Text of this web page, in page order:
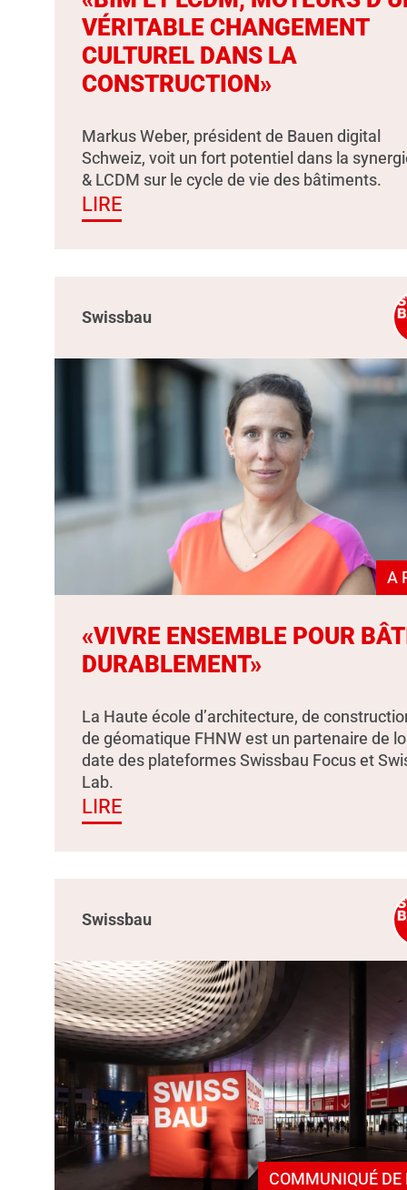
VÉRITABLE CHANGEMENT
CULTUREL DANS LA
CONSTRUCTION»
Markus Weber, président de Bauen digital
Schweiz, voit un fort potentiel dans la
& LCDM sur le cycle de vie des bâtiments.
LIRE
Swissbau
A
«VIVRE ENSEMBLE POUR
DURABLEMENT»
La Haute école d’architecture, de
de géomatique FHNW est un partenaire de
date des plateformes Swissbau Focus et
Lab.
LIRE
Swissbau
COMMUNIQUÉ DE